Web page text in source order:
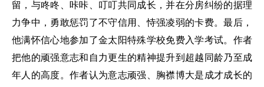
留，与咚咚、咔咔、叮叮共同成长，并在分房纠纷的据理
力争中，勇敢惩罚了不守信用、恃强凌弱的卡费。最后，
他满怀信心地参加了金太阳特殊学校免费入学考试。作者
把他的顽强意志和自力更生的精神提升到超越同龄乃至成
年人的高度。作者认为意志顽强、胸襟博大是成才成长的